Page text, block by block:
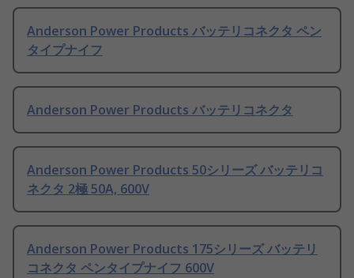
Anderson Power Products バッテリコネクタ ペン
タイプナイフ
Anderson Power Products バッテリコネクタ
Anderson Power Products 50シリーズ バッテリコ
ネクタ 2極 50A, 600V
Anderson Power Products 175シリーズ バッテリ
コネクタ ペンタイプナイフ 600V